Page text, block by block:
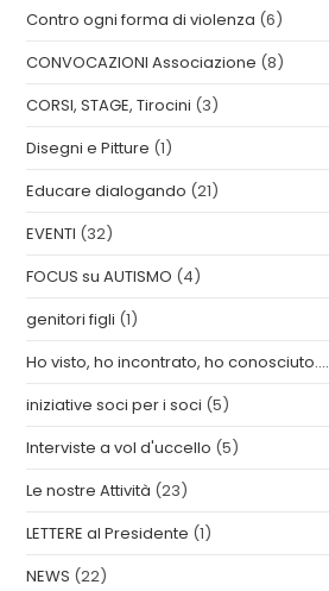
Contro ogni forma di violenza (6)
CONVOCAZIONI Associazione (8)
CORSI, STAGE, Tirocini (3)
Disegni e Pitture (1)
Educare dialogando (21)
EVENTI (32)
FOCUS su AUTISMO (4)
genitori figli (1)
Ho visto, ho incontrato, ho conosciuto….
iniziative soci per i soci (5)
Interviste a vol d'uccello (5)
Le nostre Attività (23)
LETTERE al Presidente (1)
NEWS (22)